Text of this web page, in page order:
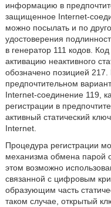
информацию в
защищенное Internet-
можно посылать и по
удостоверения
в генератор 111 кодов.
активацию неактивного
обозначено позицией 217.
предпочтительном
Internet-соединение 119,
регистрации в
активный статический
Internet.
Процедура регистрации
механизма обмена парой
этом возможно
связанной с цифровым
образующим часть
таком случае, открытый